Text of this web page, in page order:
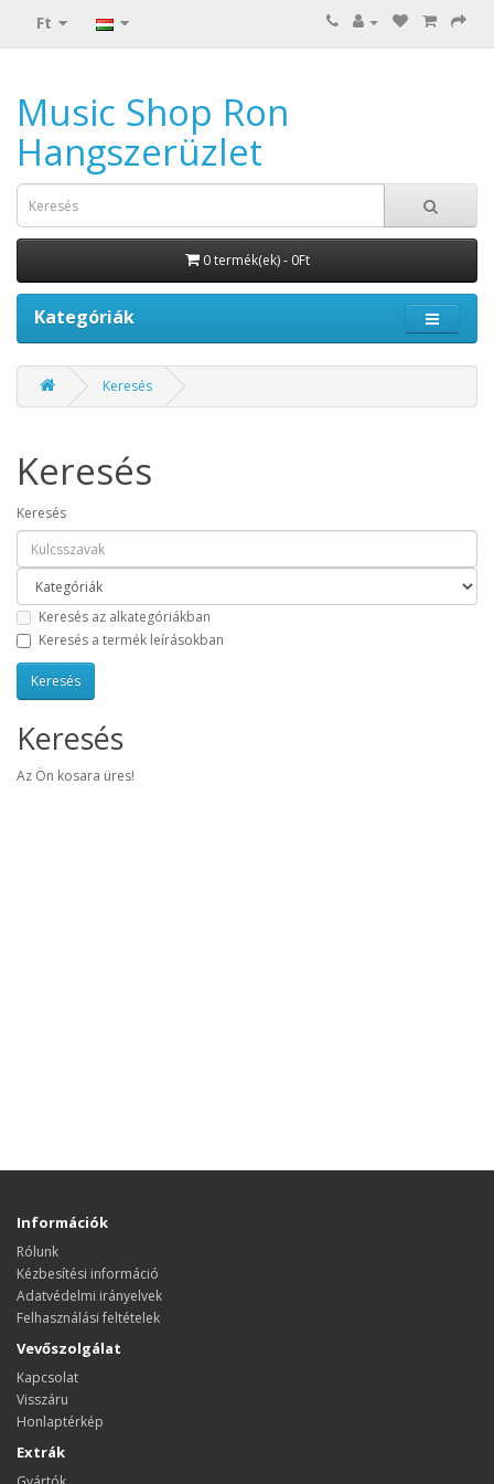
Ft
Music Shop Ron
Hangszerüzlet
0 termék(ek) - 0Ft
Kategóriák
Keresés
Keresés
Keresés
Keresés az alkategóriákban
Keresés a termék leírásokban
Keresés
Az Ön kosara üres!
Információk
Rólunk
Kézbesítési információ
Adatvédelmi irányelvek
Felhasználási feltételek
Vevőszolgálat
Kapcsolat
Visszáru
Honlaptérkép
Extrák